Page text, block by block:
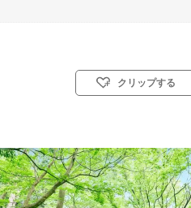
(キリスト教式)／神前式／人前式／和装人前式
クリップする